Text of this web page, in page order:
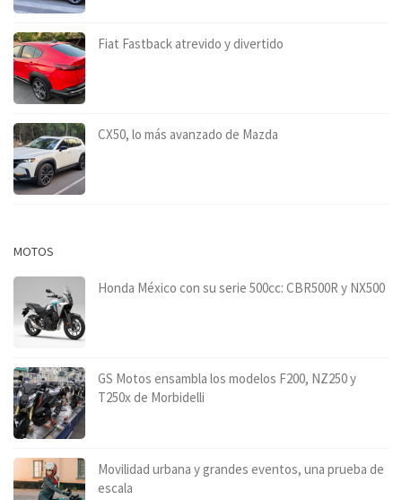
Fiat Fastback atrevido y divertido
CX50, lo más avanzado de Mazda
MOTOS
Honda México con su serie 500cc: CBR500R y NX500
GS Motos ensambla los modelos F200, NZ250 y
T250x de Morbidelli
Movilidad urbana y grandes eventos, una prueba de
escala